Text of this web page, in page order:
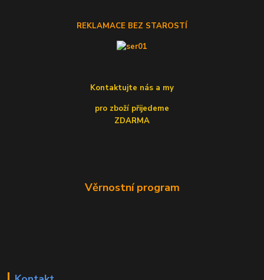
REKLAMACE BEZ STAROSTÍ
Kontaktujte nás a my
pro zboží přijedeme
ZDARMA
Věrnostní program